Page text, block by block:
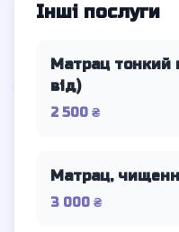
Інші послуги
Матрац тонкий
від)
2 500 ₴
Матрац,
3 000 ₴